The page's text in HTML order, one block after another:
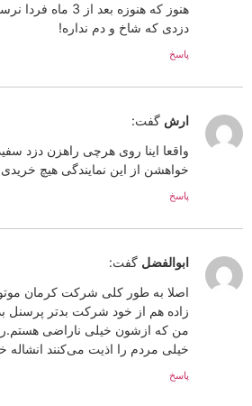
هنوز که هنوزه بعد از 3 ماه فردا نرسیده که مابقی رو برگردونند!
دزدی که شاخ و دم نداره!
پاسخ
ارش گفت:
واقعا اینا روی هرچی راهزن دزد
خواهشن از این نمایندگی هیچ
پاسخ
ابوالفضل گفت:
اصلا به طور کلی شرکت کرمان موتور
زاده هم از خود شرکت بدتر پرسنل
من که ازشون خیلی ناراضی
خیلی مردم را اذیت می‌کنند انشاله
پاسخ